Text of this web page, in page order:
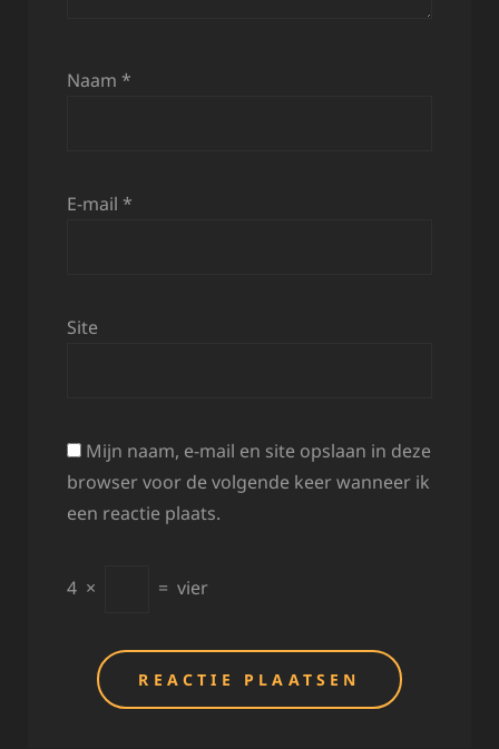
Naam *
E-mail *
Site
Mijn naam, e-mail en site opslaan in deze
browser voor de volgende keer wanneer ik
een reactie plaats.
4 × = vier